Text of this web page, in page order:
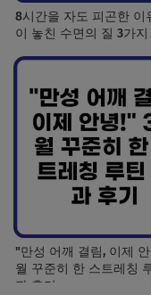
8시간을 자도 피곤한 이
이 놓친 수면의 질 3가지
"만성 어깨 결림, 이제
월 꾸준히 한 스트레칭
과 후기